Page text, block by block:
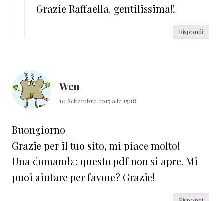
Grazie Raffaella, gentilissima!!
Rispondi
Wen
10 Settembre 2017 alle 15:18
Buongiorno
Grazie per il tuo sito, mi piace molto!
Una domanda: questo pdf non si apre. Mi
puoi aiutare per favore? Grazie!